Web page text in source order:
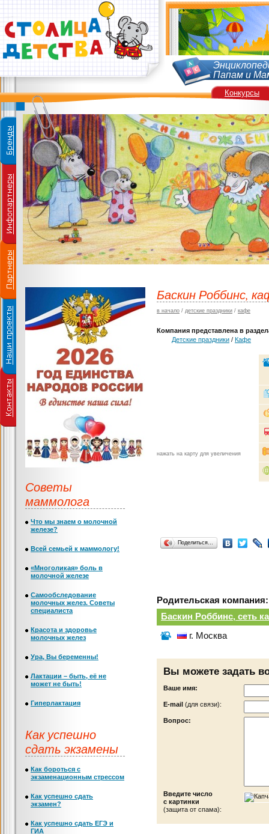
Папам и
Баскин Роббинс,
в начало / детские праздники / кафе
Компания представлена в
Детские праздники / Кафе
нажать на карту для увеличения
Поделиться…
Родительская компания:
Баскин Роббинс, сеть
г. Москва
Вы можете задать
Ваше имя:
Е-mail (для связи):
Вопрос:
Введите число
с картинки
(защита от спама):
Советы
маммолога
Что мы знаем о молочной
железе?
Всей семьей к маммологу!
«Многоликая» боль в
молочной железе
Самообследование
молочных желез. Советы
специалиста
Красота и здоровье
молочных желез
Ура, Вы беременны!
Лактации – быть, её не
может не быть!
Гиперлактация
Как успешно
сдать экзамены
Как бороться с
экзаменационным стрессом
Как успешно сдать
экзамен?
Как успешно сдать ЕГЭ и
ГИА
Конкурсы